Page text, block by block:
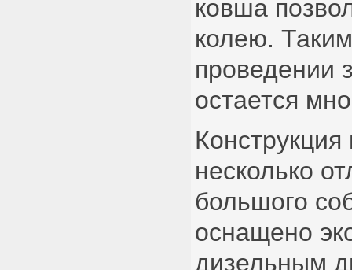
ковша
колею.
проведении
остается
несколько
большого
оснащено
дизельным